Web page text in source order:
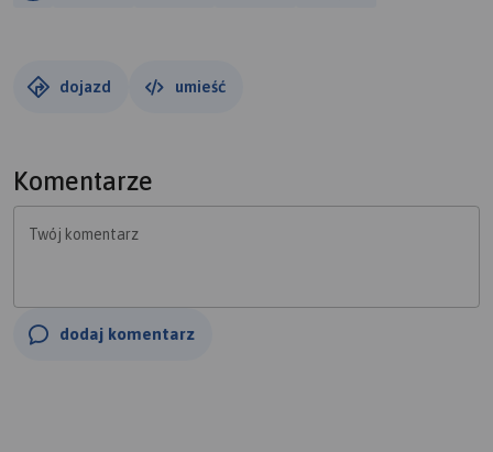
dojazd umieść
Komentarze
Twój komentarz
dodaj komentarz